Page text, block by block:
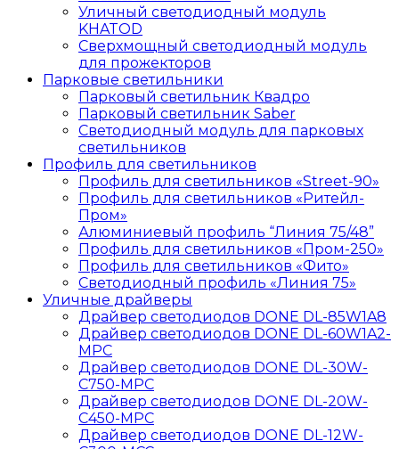
Уличный светодиодный модуль
KHATOD
Сверхмощный светодиодный модуль
для прожекторов
Парковые светильники
Парковый светильник Квадро
Парковый светильник Saber
Светодиодный модуль для парковых
светильников
Профиль для светильников
Профиль для светильников «Street-90»
Профиль для светильников «Ритейл-
Пром»
Алюминиевый профиль “Линия 75/48”
Профиль для светильников «Пром-250»
Профиль для светильников «Фито»
Светодиодный профиль «Линия 75»
Уличные драйверы
Драйвер светодиодов DONE DL-85W1A8
Драйвер светодиодов DONE DL-60W1A2-
MPС
Драйвер светодиодов DONE DL-30W-
C750-MPС
Драйвер светодиодов DONE DL-20W-
C450-MPС
Драйвер светодиодов DONE DL-12W-